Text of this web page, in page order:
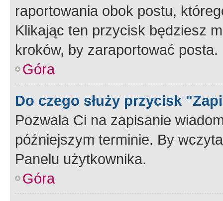
raportowania obok postu,
Klikając ten przycisk będziesz
kroków, by zaraportować posta.
Góra
Do czego służy przycisk
Pozwala Ci na zapisanie
późniejszym terminie. By
Panelu użytkownika.
Góra